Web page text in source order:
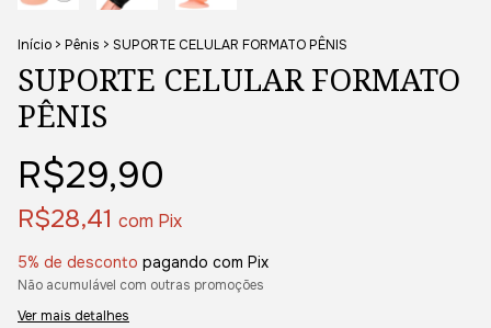
Início > Pênis > SUPORTE CELULAR FORMATO PÊNIS
SUPORTE CELULAR FORMATO
PÊNIS
R$29,90
R$28,41 com Pix
5% de desconto pagando com Pix
Não acumulável com outras promoções
Ver mais detalhes